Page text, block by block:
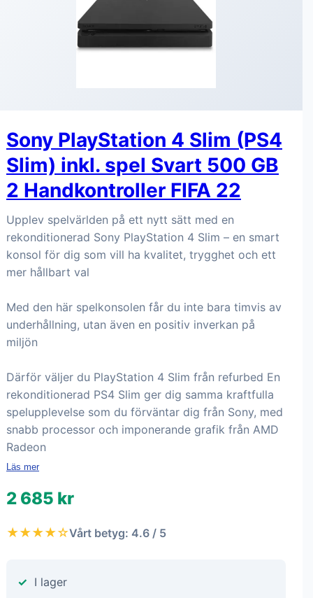
Sony PlayStation 4 Slim (PS4
Slim) inkl. spel Svart 500 GB
2 Handkontroller FIFA 22
Upplev spelvärlden på ett nytt sätt med en
rekonditionerad Sony PlayStation 4 Slim – en smart
konsol för dig som vill ha kvalitet, trygghet och ett
mer hållbart val
Med den här spelkonsolen får du inte bara timvis av
underhållning, utan även en positiv inverkan på
miljön
Därför väljer du PlayStation 4 Slim från refurbed En
rekonditionerad PS4 Slim ger dig samma kraftfulla
spelupplevelse som du förväntar dig från Sony, med
snabb processor och imponerande grafik från AMD
Radeon
Läs mer
2 685 kr
★★★★☆Vårt betyg: 4.6 / 5
I lager